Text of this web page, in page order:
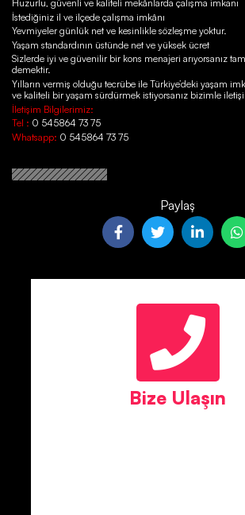
Huzurlu, güvenli ve kaliteli mekânlarda çalışma imkanı
İstediğiniz il ve ilçede çalışma imkânı
Yevmiyeler günlük net ve kesinlikle sözleşme yoktur.
Yaşam standardının üstünde net ve yüksek ücret
Sizlerde iyi ve güvenilir bir kons menajeri arıyorsanız
demektir.
Yılların vermiş olduğu tecrübe ile Türkiye’deki yaşam
ve kaliteli bir yaşam sürdürmek istiyorsanız bizimle
İletişim Bilgilerimiz:
Tel : 0 545864 73 75
Whatsapp: 0 545864 73 75
Paylaş
Bize Ulaşın